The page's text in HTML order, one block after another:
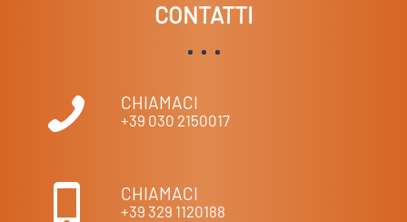
CONTATTI
CHIAMACI
+39 030 2150017
CHIAMACI
+39 329 1120188